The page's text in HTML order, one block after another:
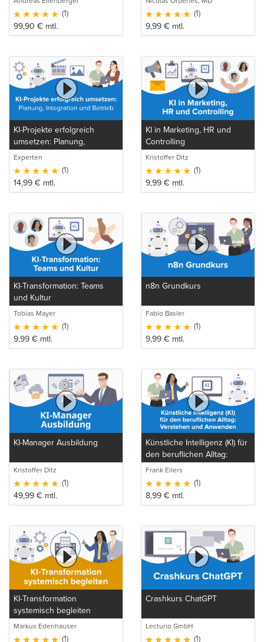
(1)
99,90 € mtl.
(1)
9,99 € mtl.
KI-Projekte erfolgreich
umsetzen: Planung,
Integration und Betrieb
Experten
(1)
14,99 € mtl.
KI in Marketing, HR und
Controlling
Kristoffer Ditz
(1)
9,99 € mtl.
KI-Transformation: Teams
und Kultur
Tobias Mayer
(1)
9,99 € mtl.
n8n Grundkurs
Fabio Basler
(1)
9,99 € mtl.
KI-Manager Ausbildung
Kristoffer Ditz
(1)
49,99 € mtl.
Künstliche Intelligenz (KI) für
den beruflichen Alltag:
Verstehen und Anwenden
Frank Eilers
(1)
8,99 € mtl.
KI-Transformation
systemisch begleiten
Markus Edenhauser
(1)
Crashkurs ChatGPT
Lecturio GmbH
(1)